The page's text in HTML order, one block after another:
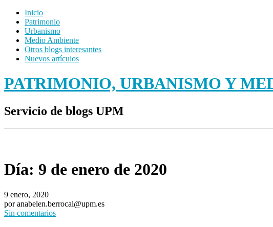
Inicio
Patrimonio
Urbanismo
Medio Ambiente
Otros blogs interesantes
Nuevos artículos
PATRIMONIO, URBANISMO Y
Servicio de blogs UPM
Día:9 de enero de 2020
9 enero, 2020
por anabelen.berrocal@upm.es
Sin comentarios